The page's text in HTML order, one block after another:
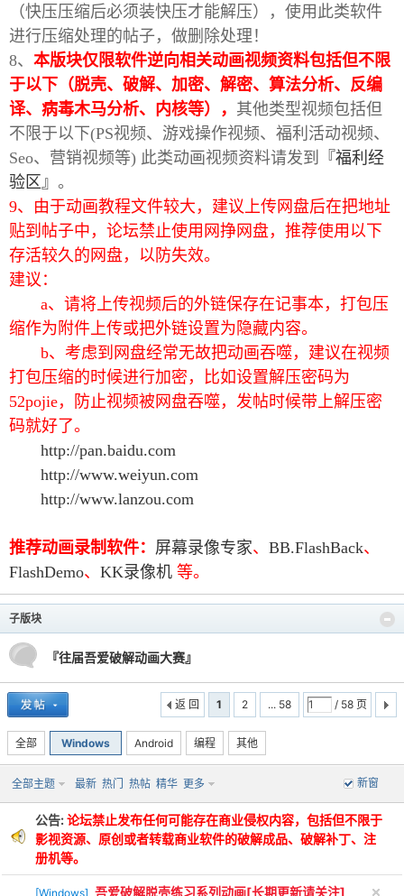
解
-
po
（快压压缩后必须装快压才能解压），使用此类软件
进行压缩处理的帖子，做删除处理！
8、 本版块仅限软件逆向相关动画视频资料包括但不限
于以下（脱壳、破解、加密、解密、算法分析、反编
译、病毒木马分析、内核等）， 其他类型视频包括但
不限于以下(PS视频、游戏操作视频、福利活动视频、
Seo、营销视频等) 此类动画视频资料请发到
『福利经
验区』 。
9、由于动画教程文件较大，建议上传网盘后在把地址
贴到帖子中，论坛禁止使用网挣网盘，推荐使用以下
存活较久的网盘，以防失效。
建议：
a、请将上传视频后的外链保存在记事本，打包压
缩作为附件上传或把外链设置为隐藏内容。
b、考虑到网盘经常无故把动画吞噬，建议在视频
打包压缩的时候进行加密，比如设置解压密码为
52pojie，防止视频被网盘吞噬，发帖时候带上解压密
码就好了。
http://pan.baidu.com
http://www.weiyun.com
http://www.lanzou.com
推荐动画录制软件： 屏幕录像专家、 BB.FlashBack、
FlashDemo、 KK录像机 等。
子版块
『往届吾爱破解动画大赛』
1 2 ... 58 / 58 页
返 回
全部 Windows Android 编程 其他
新窗
全部主题 最新 热门 热帖 精华 更多
公告:论坛禁止发布任何可能存在商业侵权内容，包括但不限于
影视资源、原创或者转载商业软件的破解成品、破解补丁、注
册机等。
[Windows] 吾爱破解脱壳练习系列动画[长期更新请关注]